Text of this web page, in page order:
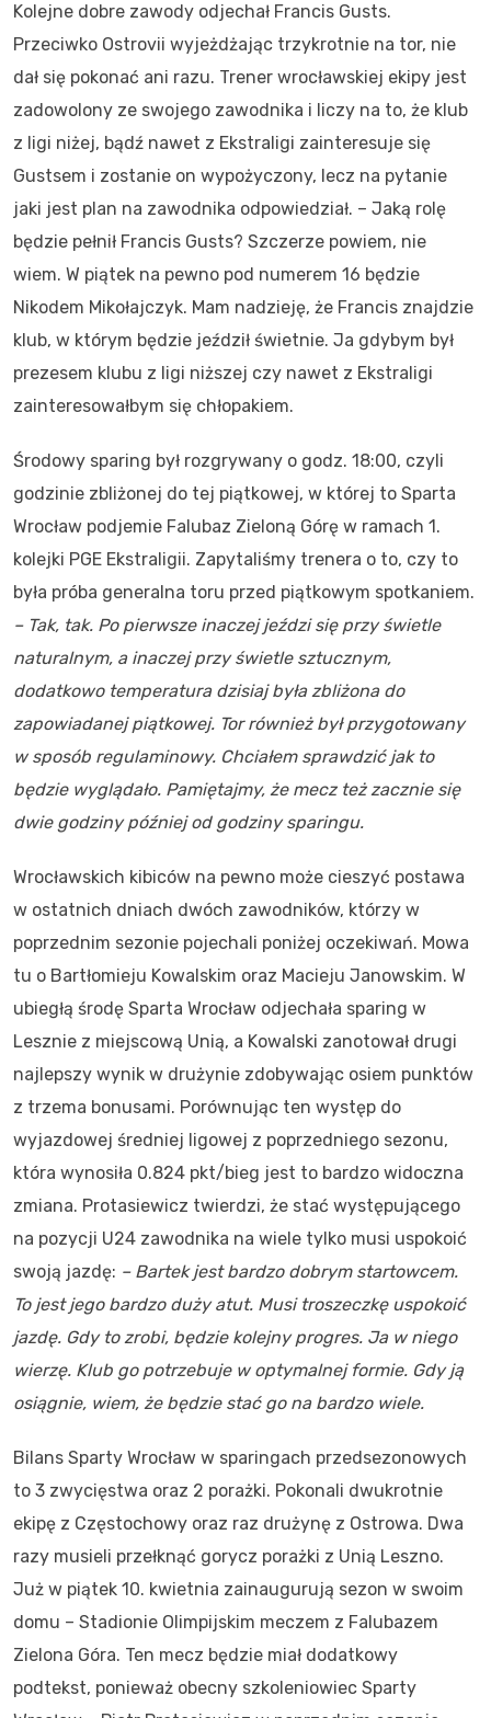
Kolejne dobre zawody odjechał Francis Gusts.
Przeciwko Ostrovii wyjeżdżając trzykrotnie na tor, nie
dał się pokonać ani razu. Trener wrocławskiej ekipy jest
zadowolony ze swojego zawodnika i liczy na to, że klub
z ligi niżej, bądź nawet z Ekstraligi zainteresuje się
Gustsem i zostanie on wypożyczony, lecz na pytanie
jaki jest plan na zawodnika odpowiedział. – Jaką rolę
będzie pełnił Francis Gusts? Szczerze powiem, nie
wiem. W piątek na pewno pod numerem 16 będzie
Nikodem Mikołajczyk. Mam nadzieję, że Francis znajdzie
klub, w którym będzie jeździł świetnie. Ja gdybym był
prezesem klubu z ligi niższej czy nawet z Ekstraligi
zainteresowałbym się chłopakiem.
Środowy sparing był rozgrywany o godz. 18:00, czyli
godzinie zbliżonej do tej piątkowej, w której to Sparta
Wrocław podjemie Falubaz Zieloną Górę w ramach 1.
kolejki PGE Ekstraligii. Zapytaliśmy trenera o to, czy to
była próba generalna toru przed piątkowym spotkaniem.
– Tak, tak. Po pierwsze inaczej jeździ się przy świetle
naturalnym, a inaczej przy świetle sztucznym,
dodatkowo temperatura dzisiaj była zbliżona do
zapowiadanej piątkowej. Tor również był przygotowany
w sposób regulaminowy. Chciałem sprawdzić jak to
będzie wyglądało. Pamiętajmy, że mecz też zacznie się
dwie godziny później od godziny sparingu.
Wrocławskich kibiców na pewno może cieszyć postawa
w ostatnich dniach dwóch zawodników, którzy w
poprzednim sezonie pojechali poniżej oczekiwań. Mowa
tu o Bartłomieju Kowalskim oraz Macieju Janowskim. W
ubiegłą środę Sparta Wrocław odjechała sparing w
Lesznie z miejscową Unią, a Kowalski zanotował drugi
najlepszy wynik w drużynie zdobywając osiem punktów
z trzema bonusami. Porównując ten występ do
wyjazdowej średniej ligowej z poprzedniego sezonu,
która wynosiła 0.824 pkt/bieg jest to bardzo widoczna
zmiana. Protasiewicz twierdzi, że stać występującego
na pozycji U24 zawodnika na wiele tylko musi uspokoić
swoją jazdę: – Bartek jest bardzo dobrym startowcem.
To jest jego bardzo duży atut. Musi troszeczkę uspokoić
jazdę. Gdy to zrobi, będzie kolejny progres. Ja w niego
wierzę. Klub go potrzebuje w optymalnej formie. Gdy ją
osiągnie, wiem, że będzie stać go na bardzo wiele.
Bilans Sparty Wrocław w sparingach przedsezonowych
to 3 zwycięstwa oraz 2 porażki. Pokonali dwukrotnie
ekipę z Częstochowy oraz raz drużynę z Ostrowa. Dwa
razy musieli przełknąć gorycz porażki z Unią Leszno.
Już w piątek 10. kwietnia zainaugurują sezon w swoim
domu – Stadionie Olimpijskim meczem z Falubazem
Zielona Góra. Ten mecz będzie miał dodatkowy
podtekst, ponieważ obecny szkoleniowiec Sparty